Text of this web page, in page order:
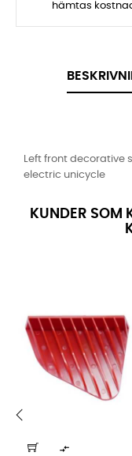
hämtas
Left front decorative
electric unicycle
KUNDER SOM
